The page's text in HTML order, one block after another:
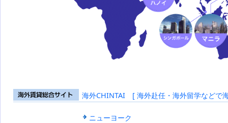
海外賃貸総合
海外CHINTAI [ 海外赴任・海外留学などで
ニューヨーク